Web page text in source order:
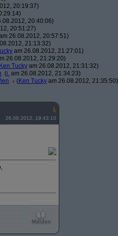
20:19:37)
20:40:06)
20:51:27)
26.08.2012, 20:57:51)
21:13:32)
am 26.08.2012, 21:27:01)
26.08.2012, 21:29:20)
Ken Tucky am 26.08.2012, 21:31:32)
(j. am 26.08.2012, 21:34:23)
(Ken Tucky am 26.08.2012, 21:35:50)
j.
26.08.2012, 19:43:10